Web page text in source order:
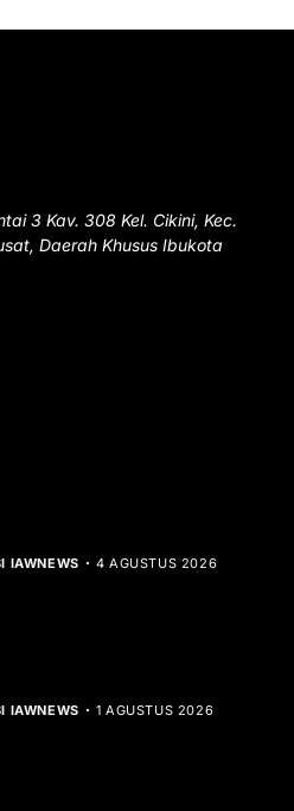
3 Kav. 308 Kel. Cikini, Kec.
Daerah Khusus Ibukota
IAWNEWS 4 AGUSTUS 2026
IAWNEWS 1 AGUSTUS 2026